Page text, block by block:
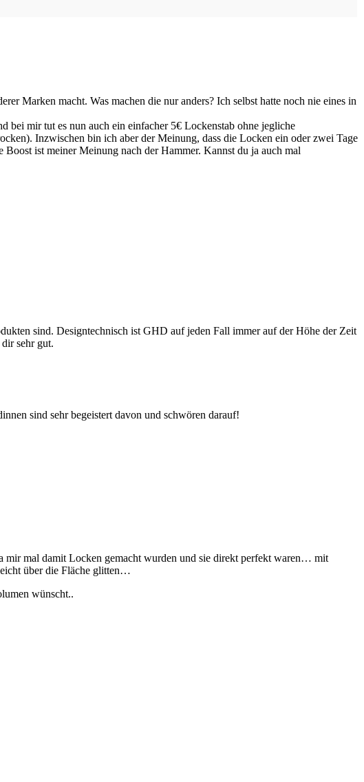
Marken macht. Was machen die nur anders? Ich selbst hatte noch nie eines in
bei mir tut es nun auch ein einfacher 5€ Lockenstab ohne jegliche
Inzwischen bin ich aber der Meinung, dass die Locken ein oder zwei Tage
ist meiner Meinung nach der Hammer. Kannst du ja auch mal
sind. Designtechnisch ist GHD auf jeden Fall immer auf der Höhe der Zeit
sehr gut.
sind sehr begeistert davon und schwören darauf!
mir mal damit Locken gemacht wurden und sie direkt perfekt waren… mit
über die Fläche glitten…
wünscht..